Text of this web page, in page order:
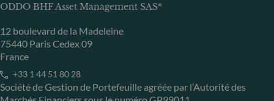
ODDO BHF Asset Management SAS*
12 boulevard de la Madeleine
75440 Paris Cedex 09
France
+33 1 44 51 80 28
Société de Gestion de Portefeuille agréée par l’Autorité des